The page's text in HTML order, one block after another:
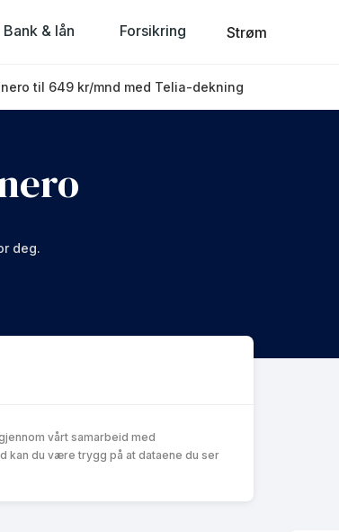
Bank & lån Forsikring Strøm
til 649 kr/mnd med Telia-dekning
deg.
vårt samarbeid med
kan du være trygg på at dataene du ser